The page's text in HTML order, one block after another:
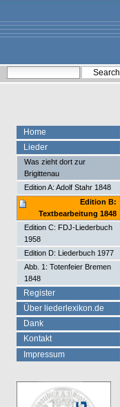
content.
navigation
Personal
tools
Home
Lieder
Was zieht dort zur
Brigittenau
Edition A: Adolf Stahr 1848
Edition B:
Textbearbeitung 1848
Edition C: FDJ-Liederbuch
1958
Edition D: Liederbuch 1977
Abb. 1: Totenfeier Bremen
1848
Register
Über liederlexikon.de
Dank
Kontakt
Impressum